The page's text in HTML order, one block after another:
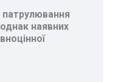
патрулювання
наявних